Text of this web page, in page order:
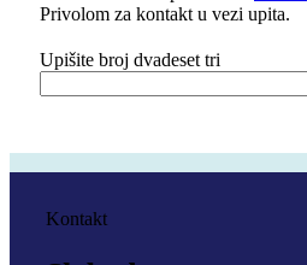
Privolom za kontakt u vezi upita.
Upišite broj dvadeset tri
Kontakt